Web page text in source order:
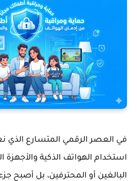
في العصر الرقمي المتسارع الذي
استخدام الهواتف الذكية والأجهزة
البالغين أو المحترفين، بل أصبح